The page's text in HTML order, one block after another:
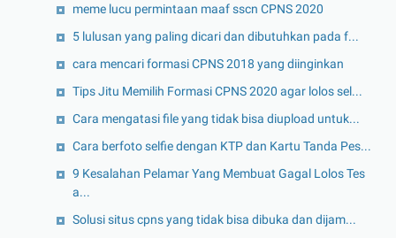
meme lucu permintaan maaf sscn CPNS 2020
5 lulusan yang paling dicari dan dibutuhkan pada f...
cara mencari formasi CPNS 2018 yang diinginkan
Tips Jitu Memilih Formasi CPNS 2020 agar lolos sel...
Cara mengatasi file yang tidak bisa diupload untuk...
Cara berfoto selfie dengan KTP dan Kartu Tanda Pes...
9 Kesalahan Pelamar Yang Membuat Gagal Lolos Tes
a...
Solusi situs cpns yang tidak bisa dibuka dan dijam...